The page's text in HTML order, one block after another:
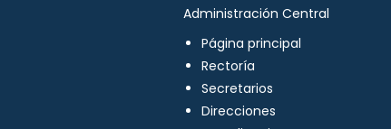
Administración Central
Página principal
Rectoría
Secretarios
Direcciones